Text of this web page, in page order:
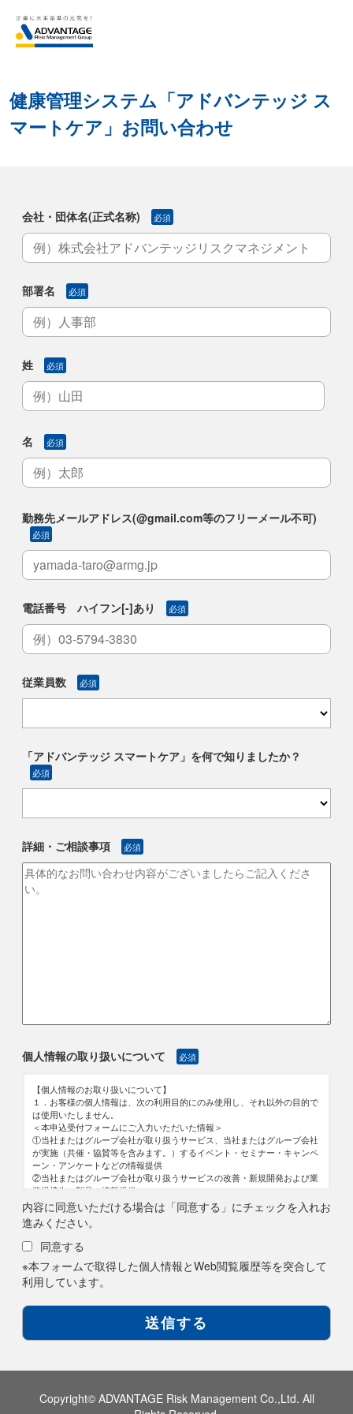
健康管理システム「アドバンテッジ ス
マートケア」お問い合わせ
会社・団体名(正式名称) 必須
部署名 必須
姓 必須
名 必須
勤務先メールアドレス(@gmail.com等のフリーメール不可)
必須
電話番号 ハイフン[-]あり 必須
従業員数 必須
「アドバンテッジ スマートケア」を何で知りましたか？
必須
詳細・ご相談事項 必須
個人情報の取り扱いについて 必須
【個人情報のお取り扱いについて】
１．お客様の個人情報は、次の利用目的にのみ使用し、それ以外の目的で
は使用いたしません。
＜本申込受付フォームにご入力いただいた情報＞
①当社またはグループ会社が取り扱うサービス、当社またはグループ会社
が実施（共催・協賛等を含みます。）するイベント・セミナー・キャンペ
ーン・アンケートなどの情報提供
②当社またはグループ会社が取り扱うサービスの改善・新規開発および業
務提携先の製品の情報提供
③お客様からのお問い合わせ対応
④当社またはグループ会社が取り扱う製品・サービスの案内
⑤ニュースレター配信
なお、本申込受付フォームに求職者情報を登録いただく場合は、次の利用
目的においても使用いたします。
⑥職業紹介において応募を希望する求人先への応募情報の提供
⑦求人情報に関するメールマガジンの配信
⑧職業紹介において求職者様に開示の許諾を得た業務提携先への提供
＜本申込受付フォームにご入力いただいた情報と紐付けて取得するWeb閲
①取得した閲覧履歴や購買履歴等の情報と個人情報突合したデータの分析
結果に応じた商品・サービスに関する広告・提案
または一部を委託する場合
②合併その他の事由による事業の承継に伴って個人情報が提供される場合
内容に同意いただける場合は「同意する」にチェックを入れお
進みください。
同意する
※本フォームで取得した個人情報とWeb閲覧履歴等を突合して
利用しています。
Copyright© ADVANTAGE Risk Management Co.,Ltd. All